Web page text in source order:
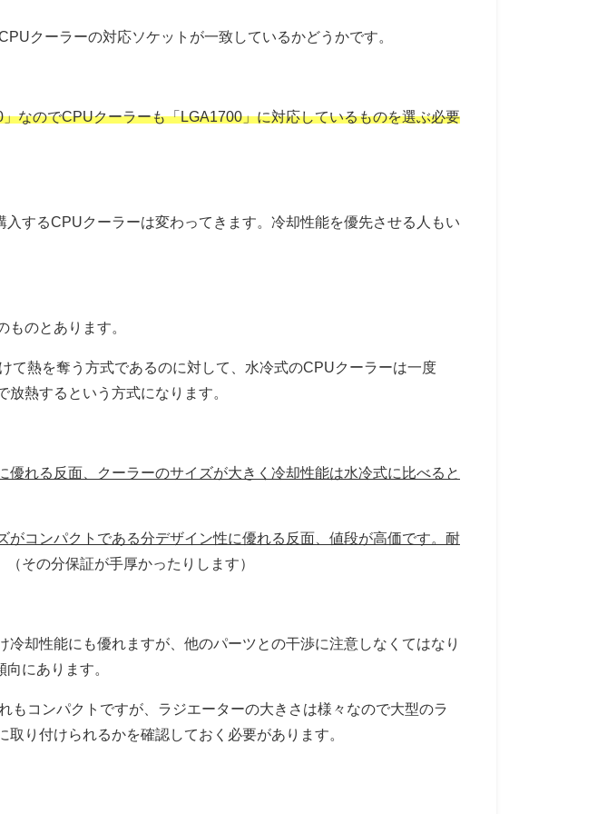
クーラーの対応ソケットが一致しているかどうかです。
なのでCPUクーラーも「LGA1700」に対応しているものを選ぶ必要
するCPUクーラーは変わってきます。冷却性能を優先させる人もい
のとあります。
て熱を奪う方式であるのに対して、水冷式のCPUクーラーは一度
熱するという方式になります。
れる反面、クーラーのサイズが大きく冷却性能は水冷式に比べると
コンパクトである分デザイン性に優れる反面、値段が高価です。耐
（その分保証が手厚かったりします）
却性能にも優れますが、他のパーツとの干渉に注意しなくてはなり
にあります。
コンパクトですが、ラジエーターの大きさは様々なので大型のラ
り付けられるかを確認しておく必要があります。